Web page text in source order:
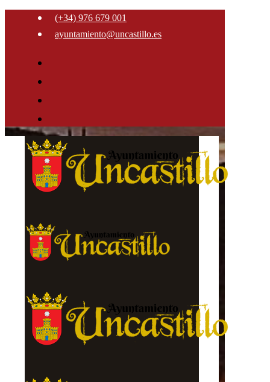
(+34) 976 679 001
ayuntamiento@uncastillo.es